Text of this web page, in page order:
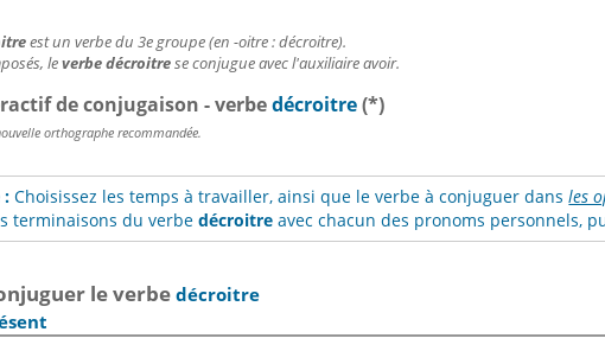
est un verbe du 3e groupe (en -oitre : décroitre).
leverbe décroitrese conjugue avec l'auxiliaire avoir.
de conjugaison - verbedécroitre(*)
orthographe recommandée.
:Choisissez les temps à travailler, ainsi que le verbe à conjuguer dansles
terminaisons du verbedécroitre avec chacun des pronoms personnels,
le verbedécroitre